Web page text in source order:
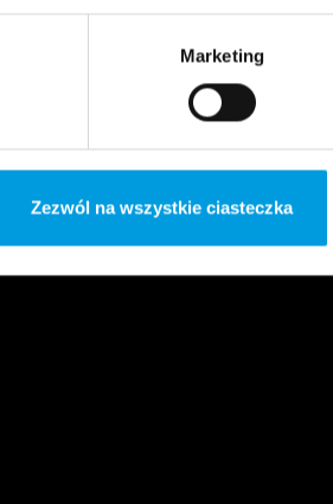
Marketing
Zezwól na wszystkie ciasteczka